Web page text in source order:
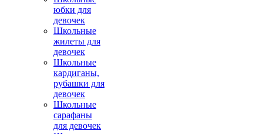
юбки для
девочек
Школьные
жилеты для
девочек
Школьные
кардиганы,
рубашки для
девочек
Школьные
сарафаны
для девочек